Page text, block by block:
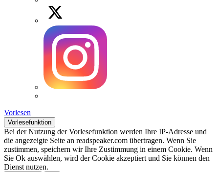
Vorlesen
Vorlesefunktion
Bei der Nutzung der Vorlesefunktion werden Ihre IP-Adresse und
die angezeigte Seite an readspeaker.com übertragen. Wenn Sie
zustimmen, speichern wir Ihre Zustimmung in einem Cookie. Wenn
Sie Ok auswählen, wird der Cookie akzeptiert und Sie können den
Dienst nutzen.